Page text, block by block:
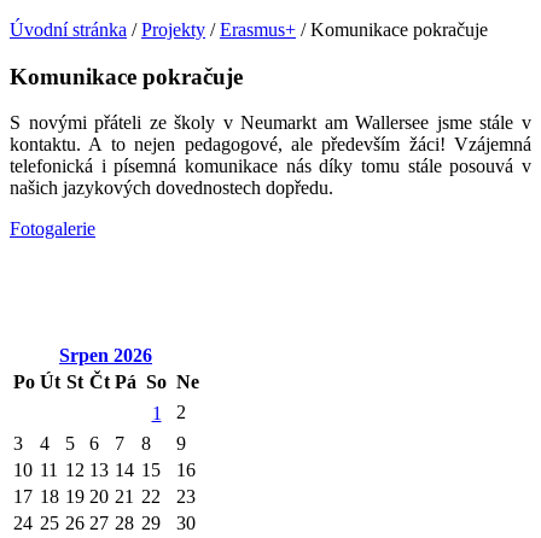
Úvodní stránka /Projekty /Erasmus+ /Komunikace pokračuje
Komunikace pokračuje
S novými přáteli ze školy v Neumarkt am Wallersee jsme stále v
kontaktu. A to nejen pedagogové, ale především žáci! Vzájemná
telefonická i písemná komunikace nás díky tomu stále posouvá v
našich jazykových dovednostech dopředu.
Fotogalerie
Srpen 2026
Po Út St Čt Pá So Ne
1
2
3
4 5 6 7 8
9
10 11 12 13 14 15
16
17 18 19 20 21 22
23
24 25 26 27 28 29
30